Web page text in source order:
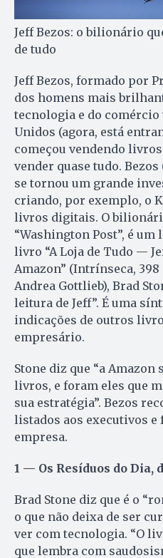
Jeff Bezos: o bilionário
de tudo
Jeff Bezos, formado por
dos homens mais
tecnologia e do comércio
Unidos (agora, está
começou vendendo
vender quase tudo.
se tornou um grande
criando, por exemplo, o
livros digitais. O
“Washington Post”, é
livro “A Loja de Tudo —
Amazon” (Intrínseca,
Andrea Gottlieb), Brad
leitura de Jeff”. É uma
indicações de outros
empresário.
Stone diz que “a
livros, e foram eles que
sua estratégia”. Bezos
listados aos executivos
empresa.
1 — Os Resíduos do Dia,
Brad Stone diz que é o
o que não deixa de ser
ver com tecnologia. “O
que lembra com